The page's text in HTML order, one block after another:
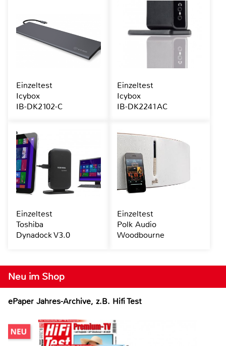
Neu im Shop
ePaper Jahres-Archive, z.B. Hifi Test
Einzeltest
Icybox
IB-DK2102-C
Einzeltest
Icybox
IB-DK2241AC
Einzeltest
Toshiba
Dynadock V3.0
Einzeltest
Polk Audio
Woodbourne